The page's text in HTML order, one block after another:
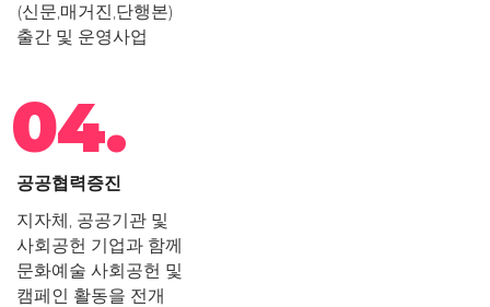
(신문,매거진,단행본)
출간 및 운영사업
04.
공공협력증진
지자체, 공공기관 및
사회공헌 기업과 함께
문화예술 사회공헌 및
캠페인 활동을 전개